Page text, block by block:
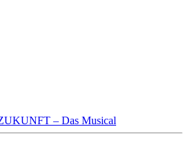
– Das Musical